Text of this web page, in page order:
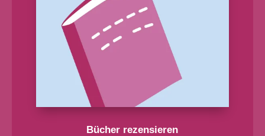
Bücher rezensieren